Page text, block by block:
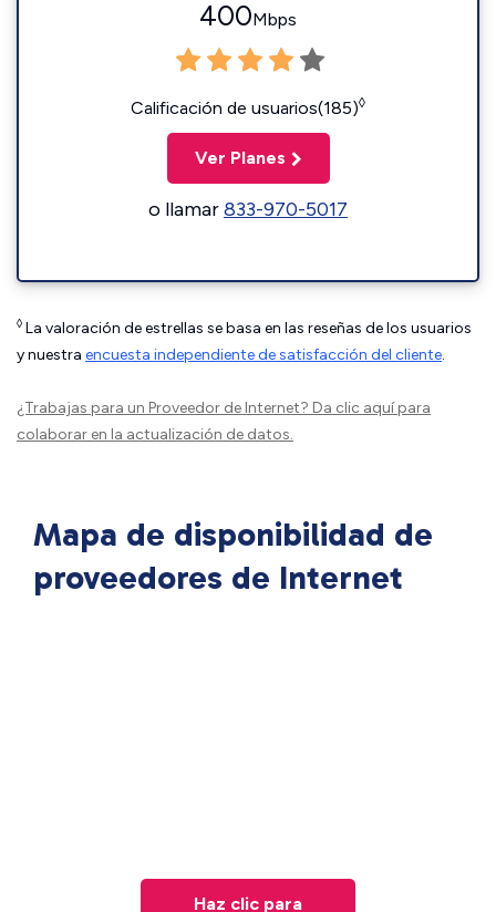
400Mbps
Calificación de usuarios(185)◊
Ver Planes
o llamar833-970-5017
◊ La valoración de estrellas se basa en las reseñas de los usuarios
y nuestra encuesta independiente de satisfacción del cliente.
¿Trabajas para un Proveedor de Internet? Da clic aquípara
colaborar en la actualización de datos.
Mapa de disponibilidad de
proveedores de Internet
Haz clic para